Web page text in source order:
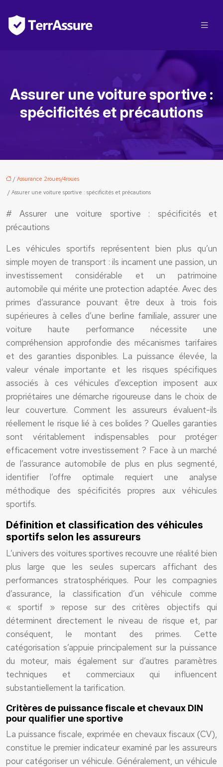
Assurer une voiture sportive :
spécificités et précautions
/ Assurance 2roues/4roues
/ Assurer une voiture sportive : spécificités et précautions
# Assurer une voiture sportive : spécificités et
précautions
Les véhicules sportifs représentent bien plus qu’un
simple moyen de transport : ils incarnent une passion, un
investissement considérable et un patrimoine
automobile qui mérite une protection adaptée. Avec des
primes d’assurance pouvant être deux à trois fois
supérieures à celles d’une berline familiale, assurer une
voiture haute performance nécessite une
compréhension approfondie des mécanismes tarifaires
et des garanties disponibles. La puissance élevée, la
valeur vénale importante et les risques spécifiques
associés à ces véhicules d’exception imposent aux
propriétaires une démarche rigoureuse dans le choix de
leur couverture. Comment les assureurs évaluent-ils
réellement le risque lié à ces bolides ? Quelles garanties
sont véritablement indispensables pour protéger
efficacement votre investissement ? Face à un marché
de l’assurance automobile de plus en plus segmenté,
identifier l’offre optimale requiert une analyse
méthodique des spécificités propres aux véhicules
sportifs.
Définition et classification des véhicules
sportifs selon les assureurs
L’univers des voitures sportives recouvre une réalité bien
plus large que les seules supercars affichant des
performances stratosphériques. Pour les compagnies
d’assurance, la classification d’un véhicule comme
« sportif » repose sur des critères objectifs qui
déterminent directement le niveau de risque et, par
conséquent, le montant des primes. Cette
catégorisation s’appuie principalement sur la puissance
du moteur, mais également sur d’autres paramètres
techniques et commerciaux qui influencent
substantiellement la tarification.
Critères de puissance fiscale et chevaux DIN
pour qualifier une sportive
La puissance fiscale, exprimée en chevaux fiscaux (CV),
constitue le premier indicateur examiné par les assureurs
pour catégoriser un véhicule. Généralement, un véhicule